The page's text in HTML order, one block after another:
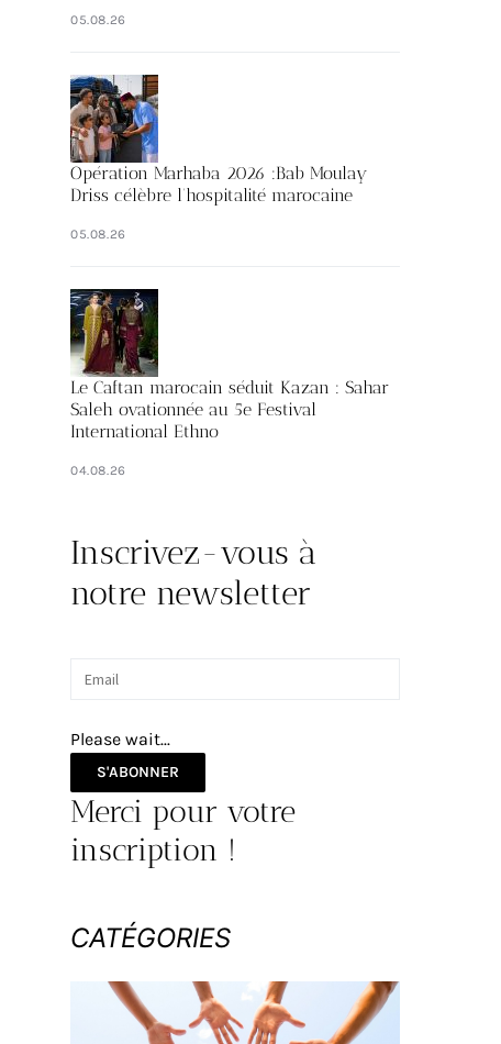
05.08.26
Opération Marhaba 2026 :Bab Moulay
Driss célèbre l’hospitalité marocaine
05.08.26
Le Caftan marocain séduit Kazan : Sahar
Saleh ovationnée au 5e Festival
International Ethno
04.08.26
Inscrivez-vous à
notre newsletter
Please wait...
S'ABONNER
Merci pour votre
inscription !
CATÉGORIES